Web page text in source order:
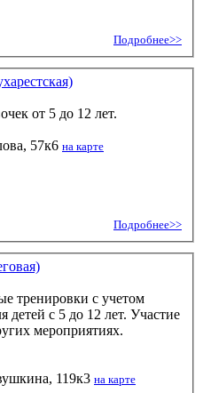
Подробнее>>
от 5 до 12 лет.
57к6 на карте
Подробнее>>
тренировки с учетом
детей с 5 до 12 лет. Участие
мероприятиях.
119к3 на карте